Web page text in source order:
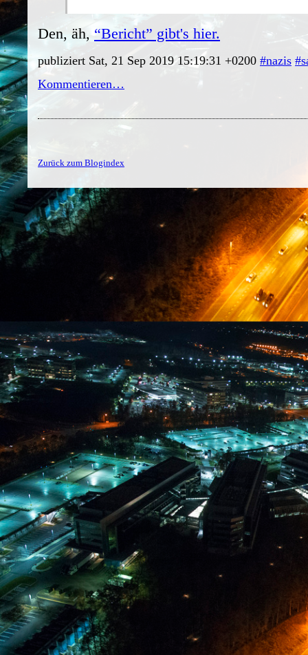
Den, äh, “Bericht” gibt's hier.
publiziert Sat, 21 Sep 2019 15:19:31 +0200 #nazis
Kommentieren…
Zurück zum Blogindex